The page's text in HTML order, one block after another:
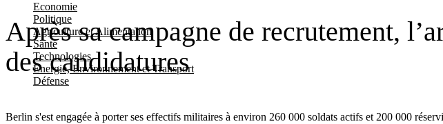
Economie
Politique
Agriculture et Alimentation
Santé
Technologies
Energie, Environnement et Transport
Défense
Après sa campagne de recrutement,
des candidatures
Berlin s'est engagée à porter ses effectifs militaires à environ 260 000 soldats actifs et 200 000